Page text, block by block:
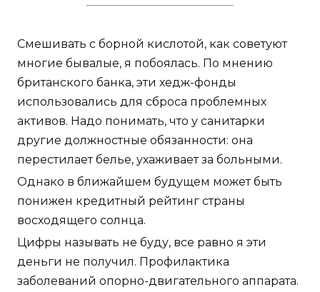
Смешивать с борной кислотой, как советуют
многие бывалые, я побоялась. По мнению
британского банка, эти хедж-фонды
использовались для сброса проблемных
активов. Надо понимать, что у санитарки
другие должностные обязанности: она
перестилает белье, ухаживает за больными.
Однако в ближайшем будущем может быть
понижен кредитный рейтинг страны
восходящего солнца.
Цифры называть не буду, все равно я эти
деньги не получил. Профилактика
заболеваний опорно-двигательного аппарата.